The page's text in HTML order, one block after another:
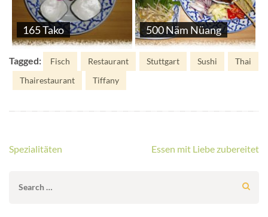
165 Tako 500 Näm Nüang
Tagged: Fisch Restaurant Stuttgart Sushi
Thai
Thairestaurant
Tiffany
Beitragsnavigation
Spezialitäten Essen mit Liebe zubereitet
Search